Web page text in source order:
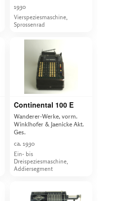
1930
Vierspeziesmaschine,
Sprossenrad
Continental 100 E
Wanderer-Werke, vorm.
Winklhofer & Jaenicke Akt.
Ges.
ca. 1930
Ein- bis
Dreispeziesmaschine,
Addiersegment